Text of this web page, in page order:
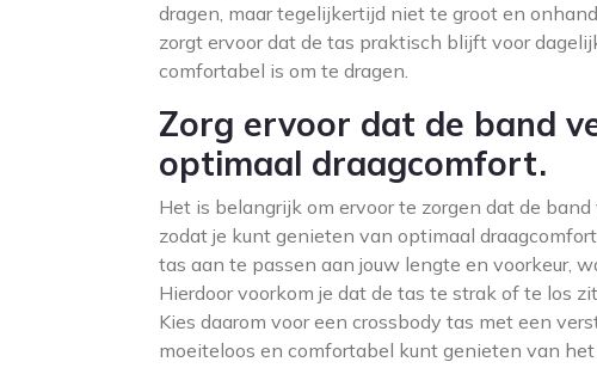
dragen, maar tegelijkertijd niet te groot en
zorgt ervoor dat de tas praktisch blijft voor
comfortabel is om te dragen.
Zorg ervoor dat de band
optimaal draagcomfort.
Het is belangrijk om ervoor te zorgen dat de
zodat je kunt genieten van optimaal
tas aan te passen aan jouw lengte en voorkeur,
Hierdoor voorkom je dat de tas te strak of te los
Kies daarom voor een crossbody tas met een
moeiteloos en comfortabel kunt genieten van